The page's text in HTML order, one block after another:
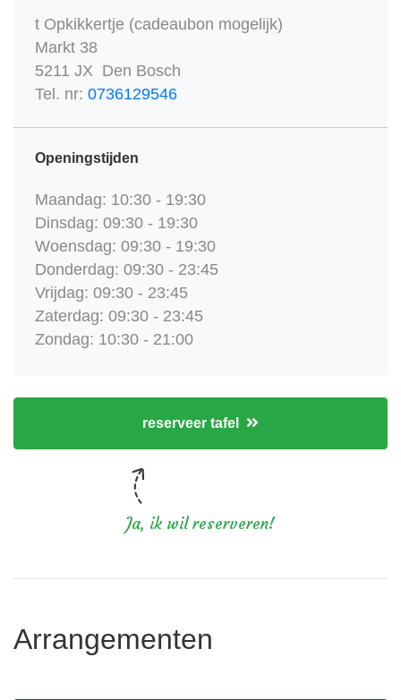
t Opkikkertje (cadeaubon mogelijk)
Markt 38
5211 JX Den Bosch
Tel. nr: 0736129546
Openingstijden
Maandag: 10:30 - 19:30
Dinsdag: 09:30 - 19:30
Woensdag: 09:30 - 19:30
Donderdag: 09:30 - 23:45
Vrijdag: 09:30 - 23:45
Zaterdag: 09:30 - 23:45
Zondag: 10:30 - 21:00
reserveer tafel
Ja, ik wil reserveren!
Arrangementen